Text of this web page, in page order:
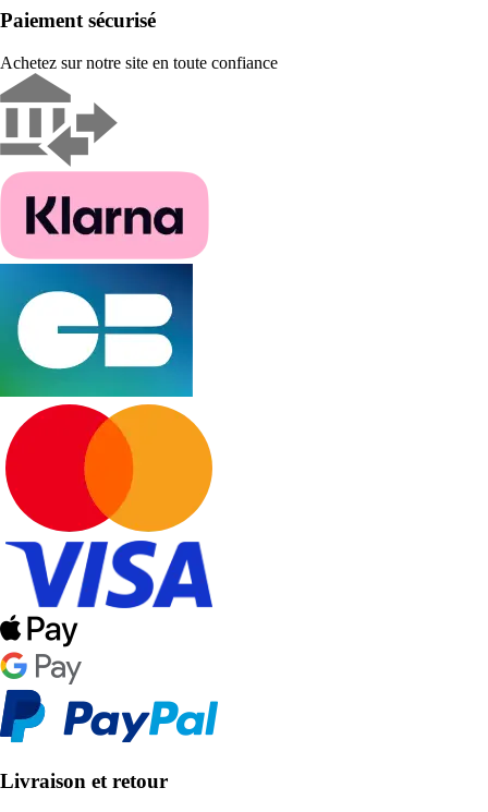
Paiement sécurisé
Achetez sur notre site en toute confiance
Livraison et retour